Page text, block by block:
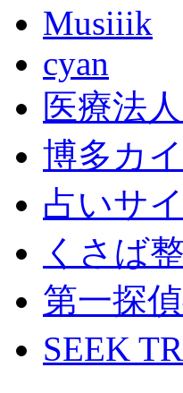
Musiiik
cyan
医療法
博多カ
占いサ
くさば
第一探
SEEK